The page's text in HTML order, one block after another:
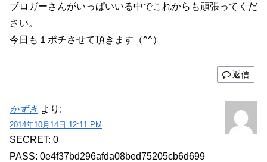
ブロガーさんがいっぱいいる中でこれからも頑張ってくだ
さい。
今日も１ポチさせて頂きます（^^）
返信
かずき より:
2014年10月14日 12:11 PM
SECRET: 0
PASS: 0e4f37bd296afda08bed75205cb6d699